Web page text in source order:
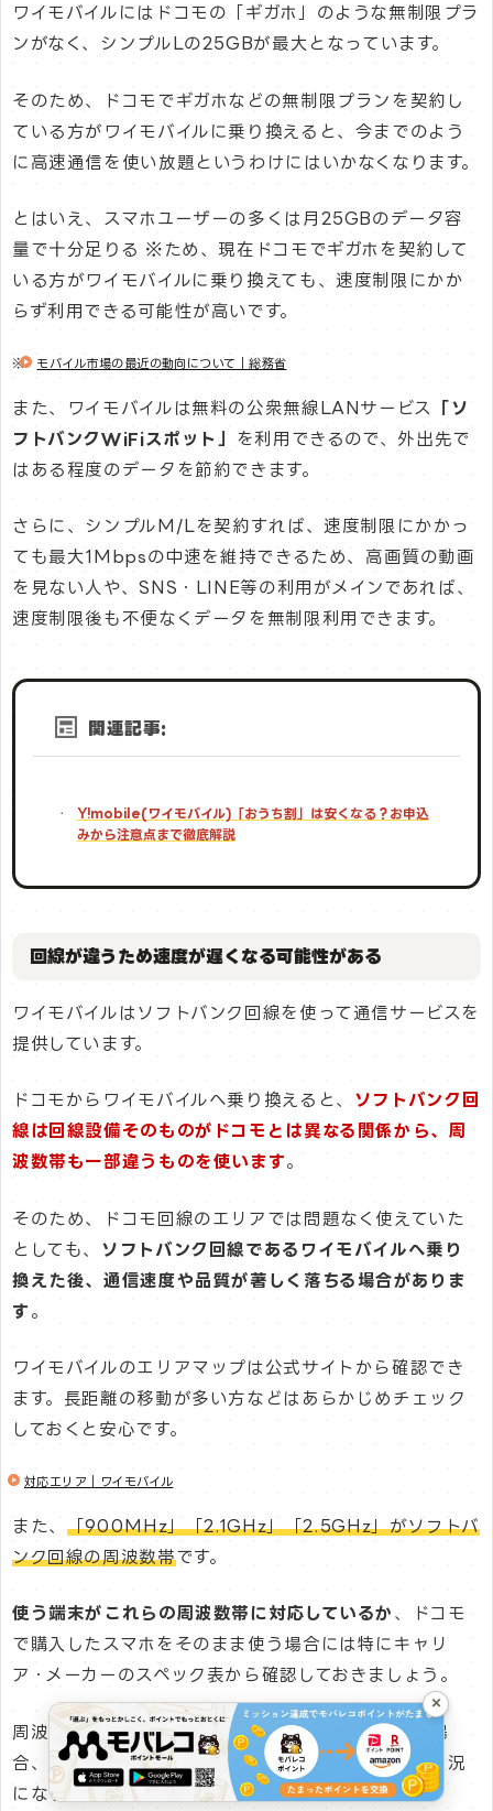
ワイモバイルにはドコモの「ギガホ」のような無制限プラ
ンがなく、シンプルLの25GBが最大となっています。
そのため、ドコモでギガホなどの無制限プランを契約し
ている方がワイモバイルに乗り換えると、今までのよう
に高速通信を使い放題というわけにはいかなくなります。
とはいえ、スマホユーザーの多くは月25GBのデータ容
量で十分足りる ※ため、現在ドコモでギガホを契約して
いる方がワイモバイルに乗り換えても、速度制限にかか
らず利用できる可能性が高いです。
※ モバイル市場の最近の動向について｜総務省
また、ワイモバイルは無料の公衆無線LANサービス
「ソ
フトバンクWiFiスポット」 を利用できるので、外出先で
はある程度のデータを節約できます。
さらに、シンプルM/Lを契約すれば、速度制限にかかっ
ても最大1Mbpsの中速を維持できるため、高画質の動画
を見ない人や、SNS・LINE等の利用がメインであれば、
速度制限後も不便なくデータを無制限利用できます。
関連記事:
Y!mobile(ワイモバイル)「おうち割」は安くなる？お申込
みから注意点まで徹底解説
回線が違うため速度が遅くなる可能性がある
ワイモバイルはソフトバンク回線を使って通信サービスを
提供しています。
ドコモからワイモバイルへ乗り換えると、 ソフトバンク回
線は回線設備そのものがドコモとは異なる関係から、周
波数帯も一部違うものを使います。
そのため、ドコモ回線のエリアでは問題なく使えていた
としても、 ソフトバンク回線であるワイモバイルへ乗り
換えた後、通信速度や品質が著しく落ちる場合がありま
す 。
ワイモバイルのエリアマップは公式サイトから確認でき
ます。長距離の移動が多い方などはあらかじめチェック
しておくと安心です。
対応エリア｜ワイモバイル
また、 「900MHz」「2.1GHz」「2.5GHz」がソフトバ
ンク回線の周波数帯です。
使う端末がこれらの周波数帯に対応しているか 、ドコモ
で購入したスマホをそのまま使う場合には特にキャリ
ア・メーカーのスペック表から確認しておきましょう。
周波数帯が一致していない、または一部のみ対応の場
合、通信できなかったり速度が遅くなったりという状況
になりかねませんので注意してください。
×